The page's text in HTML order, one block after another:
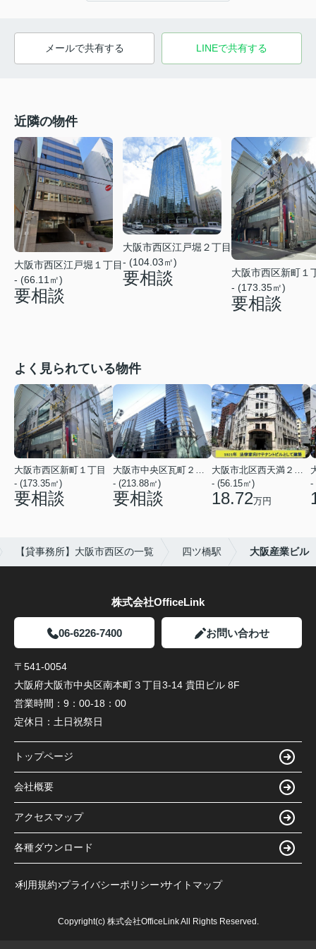
メールで共有する LINEで共有する
近隣の物件
大阪市西区江戸堀１丁目
- (66.11㎡)
要相談
大阪市西区江戸堀２丁目
- (104.03㎡)
要相談
大阪市西区新町１
- (173.35㎡)
要相談
よく見られている物件
大阪市西区新町１丁目
- (173.35㎡)
要相談
- (213.88㎡)
要相談
- (56.15㎡)
18.72万円
-
【貸事務所】大阪市西区の一覧 四ツ橋駅 大阪産業ビル
株式会社OfficeLink
06-6226-7400 お問い合わせ
〒541-0054
大阪府大阪市中央区南本町３丁目3-14 貴田ビル 8F
営業時間： 9：00-18：00
定休日： 土日祝祭日
トップページ
会社概要
アクセスマップ
各種ダウンロード
利用規約 プライバシーポリシー サイトマップ
Copyright(c) 株式会社OfficeLink All Rights Reserved.